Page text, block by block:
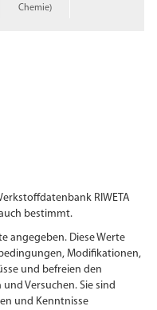
Chemie)
RIWETA
bestimmt.
angegeben. Diese Werte
Modifikationen,
und befreien den
Versuchen. Sie sind
und Kenntnisse